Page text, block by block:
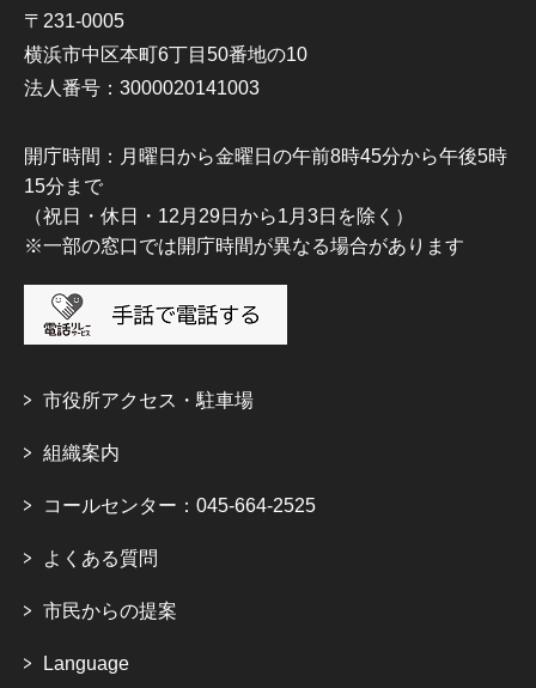
〒231-0005
横浜市中区本町6丁目50番地の10
法人番号：3000020141003
開庁時間：月曜日から金曜日の午前8時45分から午後5時
15分まで
（祝日・休日・12月29日から1月3日を除く）
※一部の窓口では開庁時間が異なる場合があります
市役所アクセス・駐車場
組織案内
コールセンター：045-664-2525
よくある質問
市民からの提案
Language